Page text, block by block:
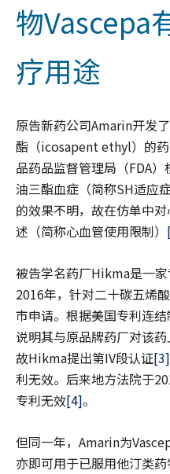
物Vascepa
疗用途
原告新药公司Amarin开发
酯（icosapent ethyl）的
品药品监督管理局（FDA
油三酯血症（简称SH适应
的效果不明，故在仿单中
述（简称心血管使用限制）
被告学名药厂Hikma是一
2016年，针对二十碳五烯
市申请。根据美国专利连
说明其与原品牌药厂对该药
故Hikma提出第IV段认证[3]
利无效。后来地方法院于
专利无效[4]。
但同一年，Amarin为
亦即可用于已服用他汀类